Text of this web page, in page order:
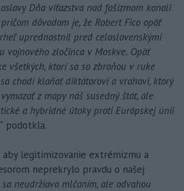
Dňa víťazstva nad fašizmom konali
dôvodom je, že Robert Fico opäť
uprednostnil pred celoslovenskými
vojnového zločinca v Moskve. Opäť
všetkých, ktorí sa so zbraňou v ruke
chodí klaňať diktátorovi a vrahovi, ktorý
z mapy náš susedný štát, ale
a hybridné útoky proti Európskej únii
podotkla.
aby legitimizovanie extrémizmu a
neprekrylo pravdu o našej
sa neudržiava mlčaním, ale odvahou